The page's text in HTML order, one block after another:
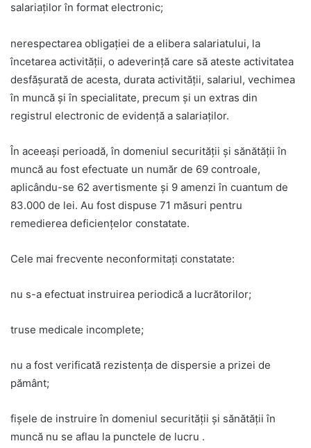
salariaților în format electronic;
nerespectarea obligaţiei de a elibera salariatului, la
încetarea activităţii, o adeverinţă care să ateste activitatea
desfăşurată de acesta, durata activităţii, salariul, vechimea
în muncă şi în specialitate, precum şi un extras din
registrul electronic de evidenţă a salariaţilor.
În aceeaşi perioadă, în domeniul securităţii şi sănătăţii în
muncă au fost efectuate un număr de 69 controale,
aplicându-se 62 avertismente şi 9 amenzi în cuantum de
83.000 de lei. Au fost dispuse 71 măsuri pentru
remedierea deficienţelor constatate.
Cele mai frecvente neconformitaţi constatate:
nu s-a efectuat instruirea periodică a lucrătorilor;
truse medicale incomplete;
nu a fost verificată rezistenţa de dispersie a prizei de
pământ;
fişele de instruire în domeniul securităţii şi sănătăţii în
muncă nu se aflau la punctele de lucru .